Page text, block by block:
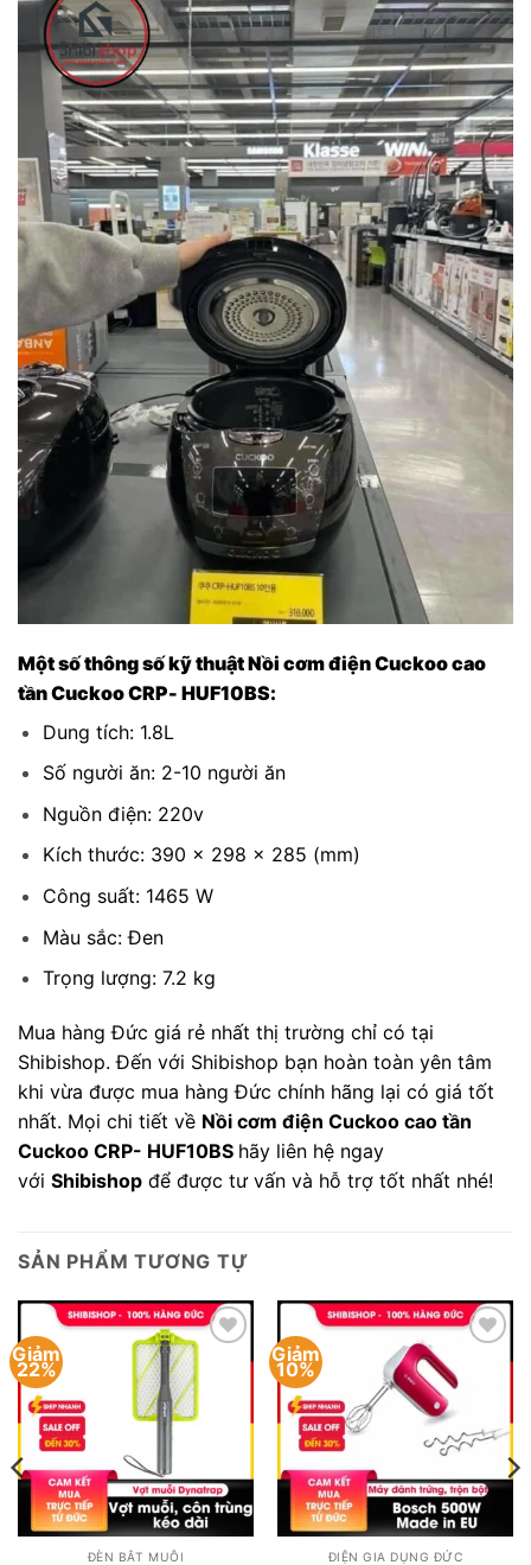
Một số thông số kỹ thuật Nồi cơm điện Cuckoo cao
tần Cuckoo CRP- HUF10BS:
Dung tích: 1.8L
Số người ăn: 2-10 người ăn
Nguồn điện: 220v
Kích thước: 390 x 298 x 285 (mm)
Công suất: 1465 W
Màu sắc: Đen
Trọng lượng: 7.2 kg
Mua hàng Đức giá rẻ nhất thị trường chỉ có tại
Shibishop. Đến với Shibishop bạn hoàn toàn yên tâm
khi vừa được mua hàng Đức chính hãng lại có giá tốt
nhất. Mọi chi tiết về Nồi cơm điện Cuckoo cao tần
Cuckoo CRP- HUF10BS hãy liên hệ ngay
với Shibishop để được tư vấn và hỗ trợ tốt nhất nhé!
SẢN PHẨM TƯƠNG TỰ
Giảm
22%
wishlist
ĐÈN BẮT MUỖI
Giảm
10%
wishlist
ĐIỆN GIA DỤNG ĐỨC